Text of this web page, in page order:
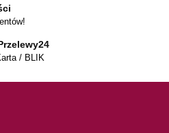
/ BLIK